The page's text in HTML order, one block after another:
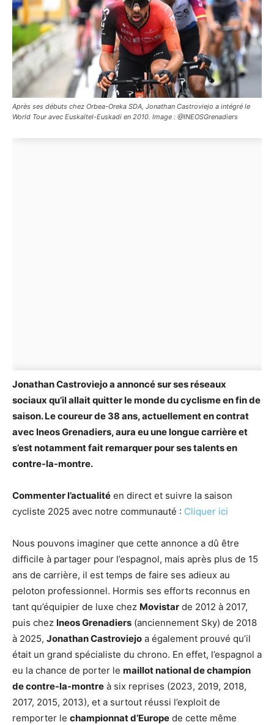
Après ses débuts chez Orbea-Oreka SDA, Jonathan Castroviejo a intégré le
World Tour avec Euskaltel-Euskadi en 2010. Image : @INEOSGrenadiers
Jonathan Castroviejo a annoncé sur ses réseaux
sociaux qu’il allait quitter le monde du cyclisme en fin de
saison. Le coureur de 38 ans, actuellement en contrat
avec Ineos Grenadiers, aura eu une longue carrière et
s’est notamment fait remarquer pour ses talents en
contre-la-montre.
Commenter l’actualité en direct et suivre la saison
cycliste 2025 avec notre communauté : Cliquer ici
Nous pouvons imaginer que cette annonce a dû être
difficile à partager pour l’espagnol, mais après plus de 15
ans de carrière, il est temps de faire ses adieux au
peloton professionnel. Hormis ses efforts reconnus en
tant qu’équipier de luxe chez Movistar de 2012 à 2017,
puis chez Ineos Grenadiers (anciennement Sky) de 2018
à 2025, Jonathan Castroviejo a également prouvé qu’il
était un grand spécialiste du chrono. En effet, l’espagnol a
eu la chance de porter le maillot national de champion
de contre-la-montre à six reprises (2023, 2019, 2018,
2017, 2015, 2013), et a surtout réussi l’exploit de
remporter le championnat d’Europe de cette même